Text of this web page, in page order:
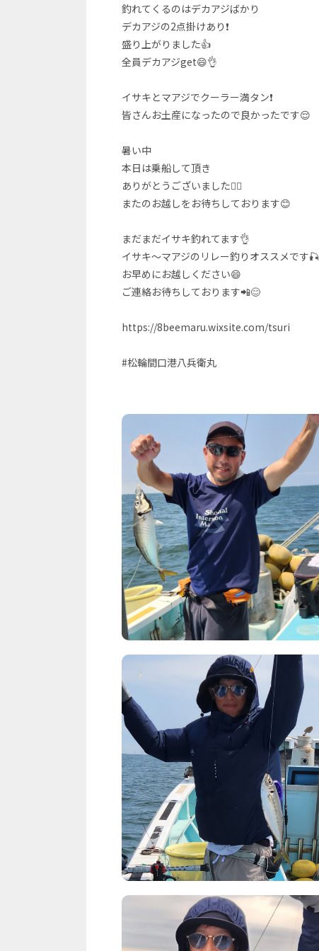
釣れてくるのはデカアジばかり
デカアジの2点掛けあり❗
盛り上がりました👍
全員デカアジget😄👌
イサキとマアジでクーラー満タン❗
皆さんお土産になったので良かったです😌
暑い中
本日は乗船して頂き
ありがとうございました🙇‍♂️
またのお越しをお待ちしております😊
まだまだイサキ釣れてます👌
イサキ～マアジのリレー釣りオススメです🎣
お早めにお越しください😄
ご連絡お待ちしております📲😊
https://8beemaru.wixsite.com/tsuri
#松輪間口港八兵衛丸